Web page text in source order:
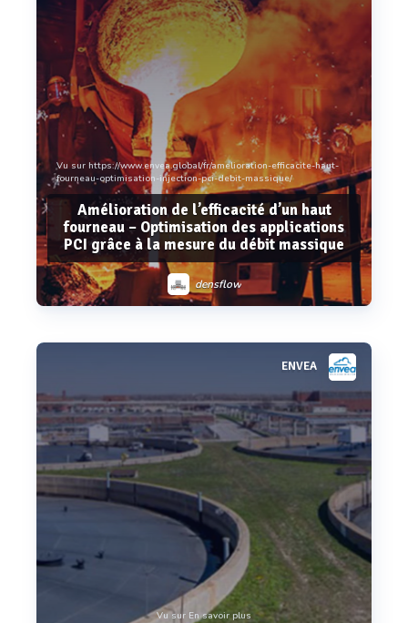
Vu sur https://www.envea.global/fr/amelioration-efficacite-haut-
fourneau-optimisation-injection-pci-debit-massique/
Amélioration de l’efficacité d’un haut
fourneau – Optimisation des applications
PCI grâce à la mesure du débit massique
densflow
ENVEA
Vu sur En savoir plus